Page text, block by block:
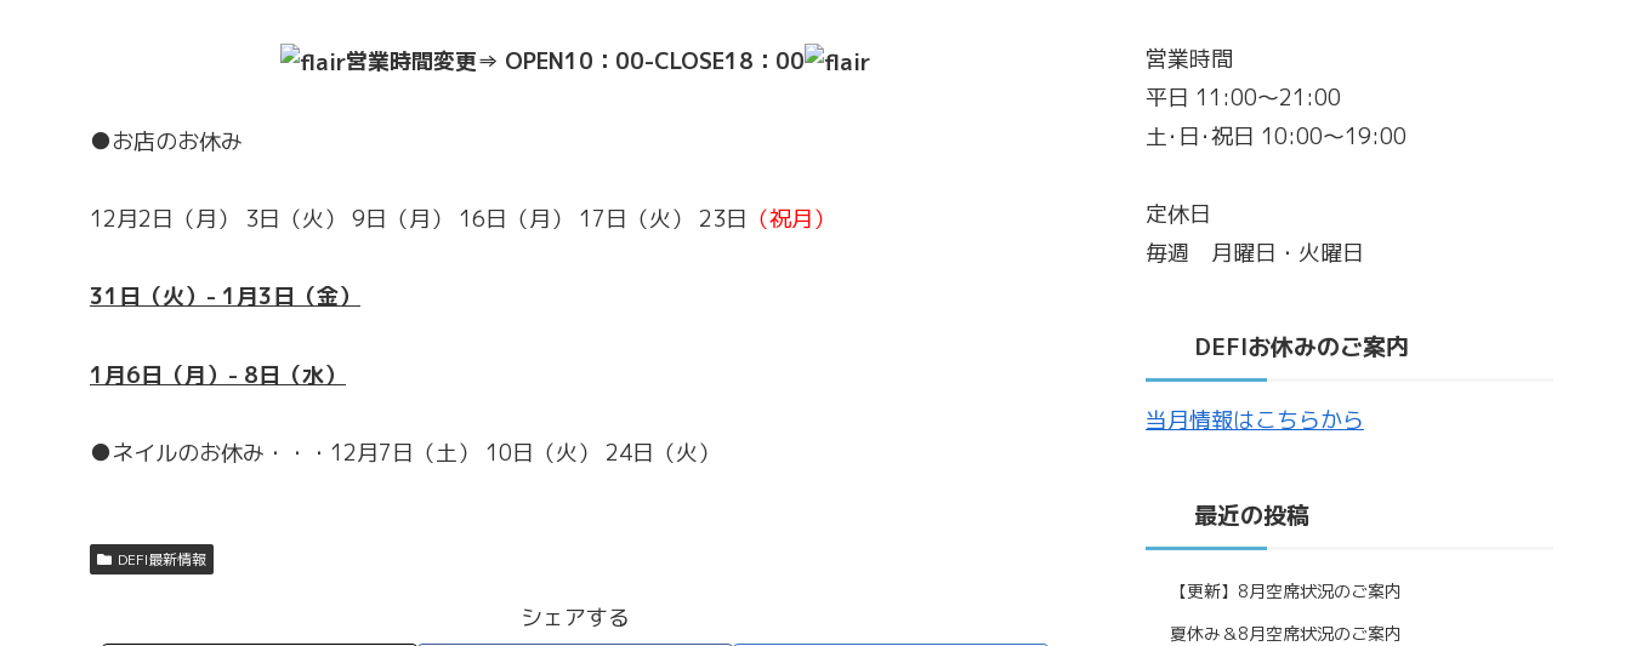
営業時間変更⇒ OPEN10：00-CLOSE18：00
●お店のお休み
12月2日（月） 3日（火） 9日（月） 16日（月） 17日（火） 23日 （祝月）
31日（火）- 1月3日（金）
1月6日（月）- 8日（水）
●ネイルのお休み・・・12月7日（土） 10日（火） 24日（火）
DEFI最新情報
シェアする
営業時間
平日 11:00～21:00
土･日･祝日 10:00～19:00
定休日
毎週 月曜日・火曜日
DEFIお休みのご案内
当月情報はこちらから
最近の投稿
【更新】8月空席状況のご案内
夏休み＆8月空席状況のご案内